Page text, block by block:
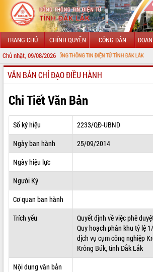
TRANG CHỦ CHÍNH QUYỀN CÔNG DÂN
Chủ nhật, 09/08/2026
ĐẾN VỚI CỔNG THÔNG TIN ĐIỆN TỬ TỈNH ĐẮK LẮK
GIỚI THIỆU
LÃNH ĐẠO UBND TỈNH
TIN TỨC SỰ KIỆN
SỞ, BAN, NGÀNH
THÔNG TIN CHỈ ĐẠO ĐIỀU HÀNH
HỆ THỐNG VĂN BẢN
VĂN BẢN HĐND TỈNH
QUY HOẠCH - KẾ HOẠCH
VĂN BẢN CHỈ ĐẠO ĐIỀU HÀNH
Chi Tiết Văn Bản
Số ký hiệu
2233/QĐ-UBND
Ngày ban hành
25/09/2014
Ngày hiệu lực
Người Ký
Cơ quan ban hành
Trích yếu
Quyết định về việc phê
Quy hoạch phân khu tỷ lệ
dịch vụ cụm công nghiệp
Krông Búk, tỉnh Đắk Lắk
Nội dung văn bản